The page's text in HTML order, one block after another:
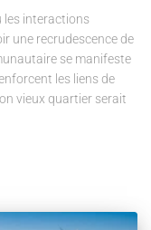
les interactions
une recrudescence de
se manifeste
les liens de
vieux quartier serait